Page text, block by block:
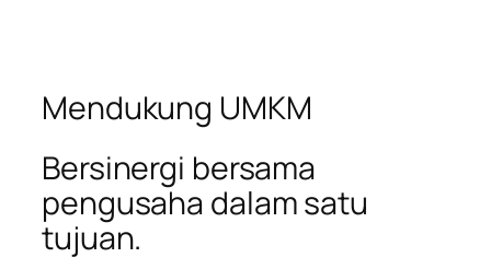
Mendukung UMKM
Bersinergi bersama
pengusaha dalam satu
tujuan.